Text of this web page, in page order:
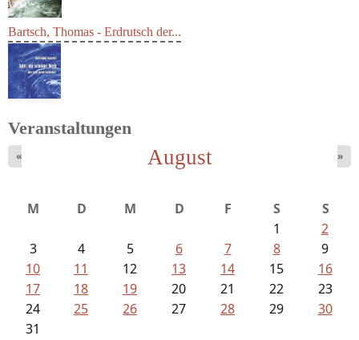
Goetze, Christina - Ade, du schöne...
Bartsch, Thomas - Erdrutsch der...
Veranstaltungen
August
« »
M D M D F S
S
1
2
3
4 5 6 7 8
9
10
11 12 13 14 15
16
17
18 19 20 21 22
23
24
25 26 27 28 29
30
31